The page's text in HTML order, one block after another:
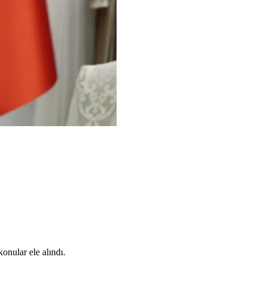
ele alındı.